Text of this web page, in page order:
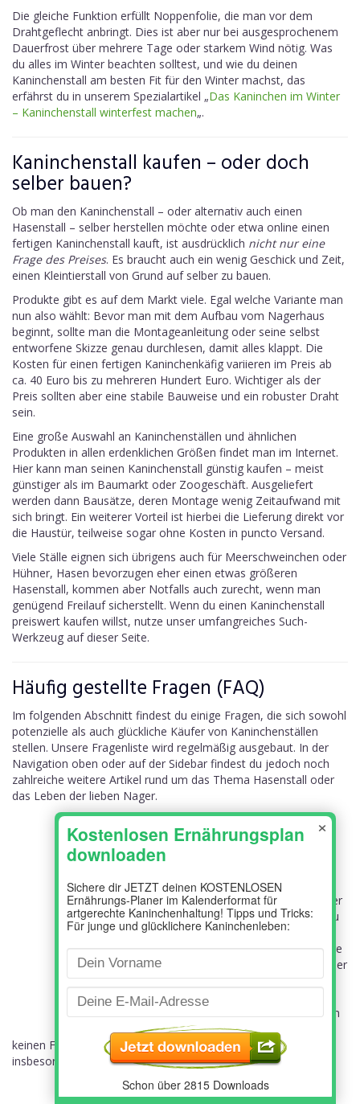
×
Die gleiche Funktion erfüllt Noppenfolie, die man vor dem
Drahtgeflecht anbringt. Dies ist aber nur bei ausgesprochenem
Dauerfrost über mehrere Tage oder starkem Wind nötig. Was
du alles im Winter beachten solltest, und wie du deinen
Kaninchenstall am besten Fit für den Winter machst, das
erfährst du in unserem Spezialartikel „Das Kaninchen im Winter
– Kaninchenstall winterfest machen„.
Kaninchenstall kaufen – oder doch
selber bauen?
Ob man den Kaninchenstall – oder alternativ auch einen
Hasenstall – selber herstellen möchte oder etwa online einen
fertigen Kaninchenstall kauft, ist ausdrücklich nicht nur eine
Frage des Preises. Es braucht auch ein wenig Geschick und Zeit,
einen Kleintierstall von Grund auf selber zu bauen.
Produkte gibt es auf dem Markt viele. Egal welche Variante man
nun also wählt: Bevor man mit dem Aufbau vom Nagerhaus
beginnt, sollte man die Montageanleitung oder seine selbst
entworfene Skizze genau durchlesen, damit alles klappt. Die
Kosten für einen fertigen Kaninchenkäfig variieren im Preis ab
ca. 40 Euro bis zu mehreren Hundert Euro. Wichtiger als der
Preis sollten aber eine stabile Bauweise und ein robuster Draht
sein.
Eine große Auswahl an Kaninchenställen und ähnlichen
Produkten in allen erdenklichen Größen findet man im Internet.
Hier kann man seinen Kaninchenstall günstig kaufen – meist
günstiger als im Baumarkt oder Zoogeschäft. Ausgeliefert
werden dann Bausätze, deren Montage wenig Zeitaufwand mit
sich bringt. Ein weiterer Vorteil ist hierbei die Lieferung direkt vor
die Haustür, teilweise sogar ohne Kosten in puncto Versand.
Viele Ställe eignen sich übrigens auch für Meerschweinchen oder
Hühner, Hasen bevorzugen eher einen etwas größeren
Hasenstall, kommen aber Notfalls auch zurecht, wenn man
genügend Freilauf sicherstellt. Wenn du einen Kaninchenstall
preiswert kaufen willst, nutze unser umfangreiches Such-
Werkzeug auf dieser Seite.
Häufig gestellte Fragen (FAQ)
Im folgenden Abschnitt findest du einige Fragen, die sich sowohl
potenzielle als auch glückliche Käufer von Kaninchenställen
stellen. Unsere Fragenliste wird regelmäßig ausgebaut. In der
Navigation oben oder auf der Sidebar findest du jedoch noch
zahlreiche weitere Artikel rund um das Thema Hasenstall oder
das Leben der lieben Nager.
Wie kann ich
meinen
Egal ob der Stall
selbst gebaut oder
gekauft wurde, du
solltest auf jeden
Fall einige wichtige
Dinge bezüglich der
zu verwendenden
wissen. Schließlich
darf diese auf
keinen Fall chemisch bedenklich sein. Kläre dieses Thema
insbesondere vor dem Kaninchenstall-Kauf.